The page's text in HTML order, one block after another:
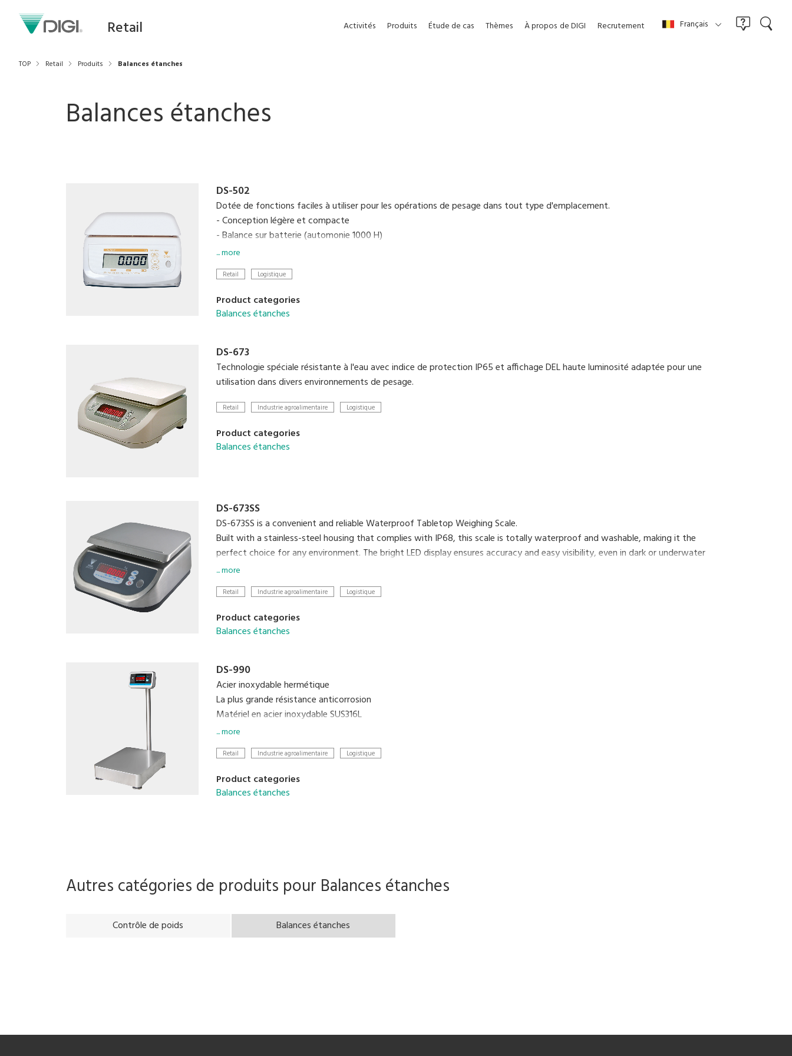
Retail Activités Produits Étude de cas Thèmes À propos de DIGI Recrutement Français
TOP Retail Produits Balances étanches
Balances étanches
DS-502
Dotée de fonctions faciles à utiliser pour les opérations de pesage dans tout type d'emplacement.
- Conception légère et compacte
- Balance sur batterie (automonie 1000 H)
- Protection IP65
- Affichage LCD à 6 chiffres
... more
Retail Logistique
Product categories
Balances étanches
DS-673
Technologie spéciale résistante à l'eau avec indice de protection IP65 et affichage DEL haute luminosité adaptée pour une
utilisation dans divers environnements de pesage.
Retail Industrie agroalimentaire Logistique
Product categories
Balances étanches
DS-673SS
DS-673SS is a convenient and reliable Waterproof Tabletop Weighing Scale.
Built with a stainless-steel housing that complies with IP68, this scale is totally waterproof and washable, making it the
perfect choice for any environment. The bright LED display ensures accuracy and easy visibility, even in dark or underwater
settings, and its low profile makes loading and unloading objects faster and easier.
... more
Retail Industrie agroalimentaire Logistique
Product categories
Balances étanches
DS-990
Acier inoxydable hermétique
La plus grande résistance anticorrosion
Matériel en acier inoxydable SUS316L
Batterie rechargeable incorporée et adaptateur AC
... more
Retail Industrie agroalimentaire Logistique
Product categories
Balances étanches
Autres catégories de produits pour Balances étanches
Contrôle de poids Balances étanches